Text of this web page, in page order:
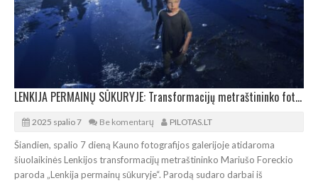
LENKIJA PERMAINŲ SŪKURYJE: Transformacijų metraštininko fotoparoda Kaune
2025 spalio 7 Be komentarų PILOTAS.LT
Šiandien, spalio 7 dieną Kauno fotografijos galerijoje atidaroma
šiuolaikinės Lenkijos transformacijų metraštininko Mariušo Foreckio
paroda „Lenkija permainų sūkuryje“. Parodą sudaro darbai iš